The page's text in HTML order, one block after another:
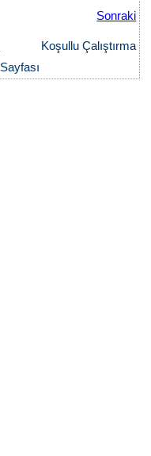
Sonraki
Koşullu Çalıştırma
Sayfası